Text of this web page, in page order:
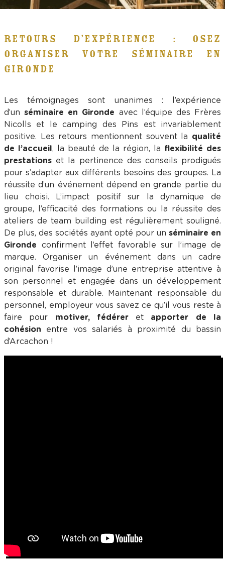
RETOURS D’EXPÉRIENCE : OSEZ
ORGANISER VOTRE SÉMINAIRE EN
GIRONDE
Les témoignages sont unanimes : l’expérience
d’unséminaire en Gironde avec l’équipe des Frères
Nicolls et le camping des Pins est invariablement
positive. Les retours mentionnent souvent la qualité
de l’accueil , la beauté de la région, la flexibilité des
prestations et la pertinence des conseils prodigués
pour s’adapter aux différents besoins des groupes. La
réussite d’un événement dépend en grande partie du
lieu choisi. L’impact positif sur la dynamique de
groupe, l’efficacité des formations ou la réussite des
ateliers de team building est régulièrement souligné.
De plus, des sociétés ayant opté pour un séminaire en
Gironde confirment l’effet favorable sur l’image de
marque. Organiser un événement dans un cadre
original favorise l’image d’une entreprise attentive à
son personnel et engagée dans un développement
responsable et durable. Maintenant responsable du
personnel, employeur vous savez ce qu’il vous reste à
faire pour motiver, fédérer et apporter de la
cohésion entre vos salariés à proximité du bassin
d’Arcachon !